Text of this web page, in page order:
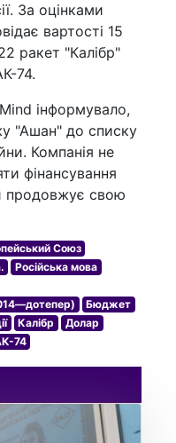
За оцінками
вартості 15
ракет "Калібр"
74.
інформувало,
"Ашан" до списку
Компанія не
фінансування
продовжує свою
Союз
Російська мова
Бюджет
Калібр
Долар
74